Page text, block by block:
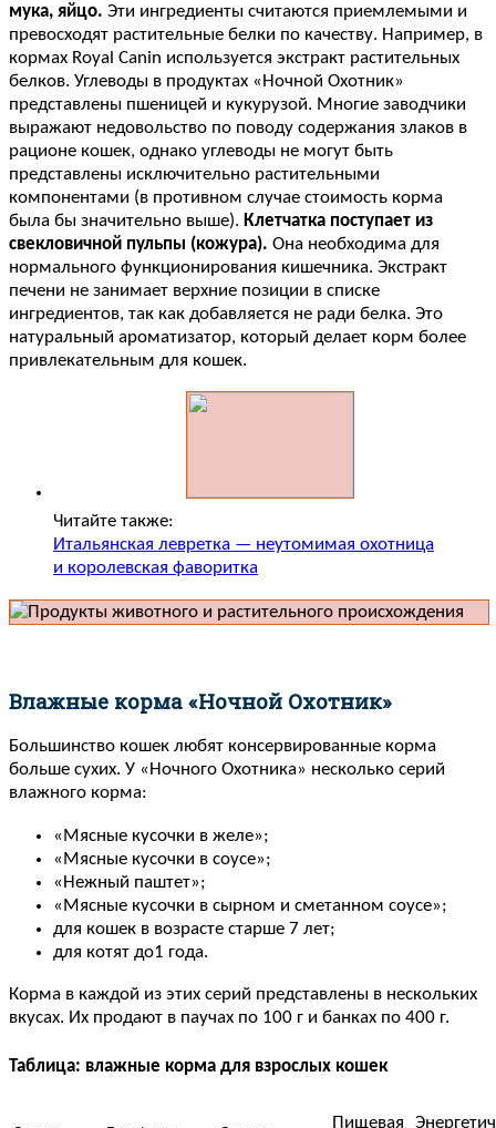
мука, яйцо. Эти ингредиенты считаются приемлемыми и
превосходят растительные белки по качеству. Например, в
кормах Royal Canin используется экстракт растительных
белков. Углеводы в продуктах «Ночной Охотник»
представлены пшеницей и кукурузой. Многие заводчики
выражают недовольство по поводу содержания злаков в
рационе кошек, однако углеводы не могут быть
представлены исключительно растительными
компонентами (в противном случае стоимость корма
была бы значительно выше). Клетчатка поступает из
свекловичной пульпы (кожура). Она необходима для
нормального функционирования кишечника. Экстракт
печени не занимает верхние позиции в списке
ингредиентов, так как добавляется не ради белка. Это
натуральный ароматизатор, который делает корм более
привлекательным для кошек.
Читайте также:
Итальянская левретка — неутомимая охотница
и королевская фаворитка
Влажные корма «Ночной Охотник»
Большинство кошек любят консервированные корма
больше сухих. У «Ночного Охотника» несколько серий
влажного корма:
«Мясные кусочки в желе»;
«Мясные кусочки в соусе»;
«Нежный паштет»;
«Мясные кусочки в сырном и сметанном соусе»;
для кошек в возрасте старше 7 лет;
для котят до1 года.
Корма в каждой из этих серий представлены в нескольких
вкусах. Их продают в паучах по 100 г и банках по 400 г.
Таблица: влажные корма для взрослых кошек
Пищевая